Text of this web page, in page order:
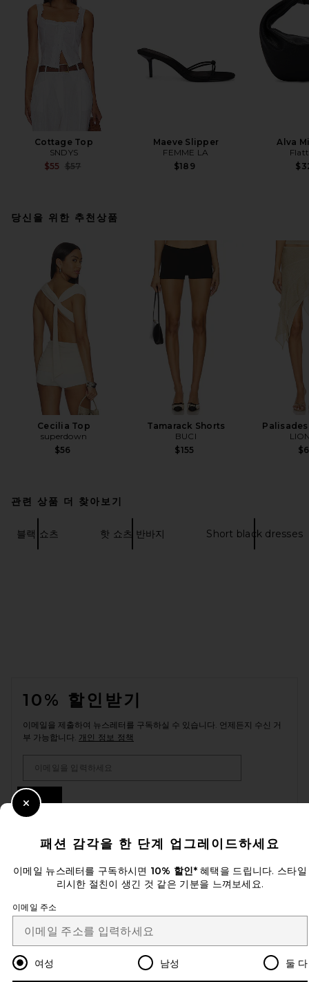
Cottage Top
SNDYS
$55 Previous price:
$57
Maeve Slipper
FEMME LA
$189
Alva
당신을 위한 추천상품
Cecilia Top
superdown
$56
Tamarack Shorts
BUCI
$155
관련 상품 더 찾아보기
블랙 쇼츠 핫 쇼츠 반바지 Short black dresses
10% 할인받기
이메일을 제출하여 뉴스레터를 구독하실 수 있습니다. 언제든지 수신 거
부 가능합니다. 개인 정보 정책
개선에 도움을 주세요!
오늘 방문에 대한 설문 조사를 해주세요
고객센터
패션 감각을 한 단계 업그레이드하세요
이메일 뉴스레터를 구독하시면 10% 할인*혜택을 드립니다. 스타일
리시한 절친이 생긴 것 같은 기분을 느껴보세요.
이메일 주소
여성 남성 둘 다
Close Modal